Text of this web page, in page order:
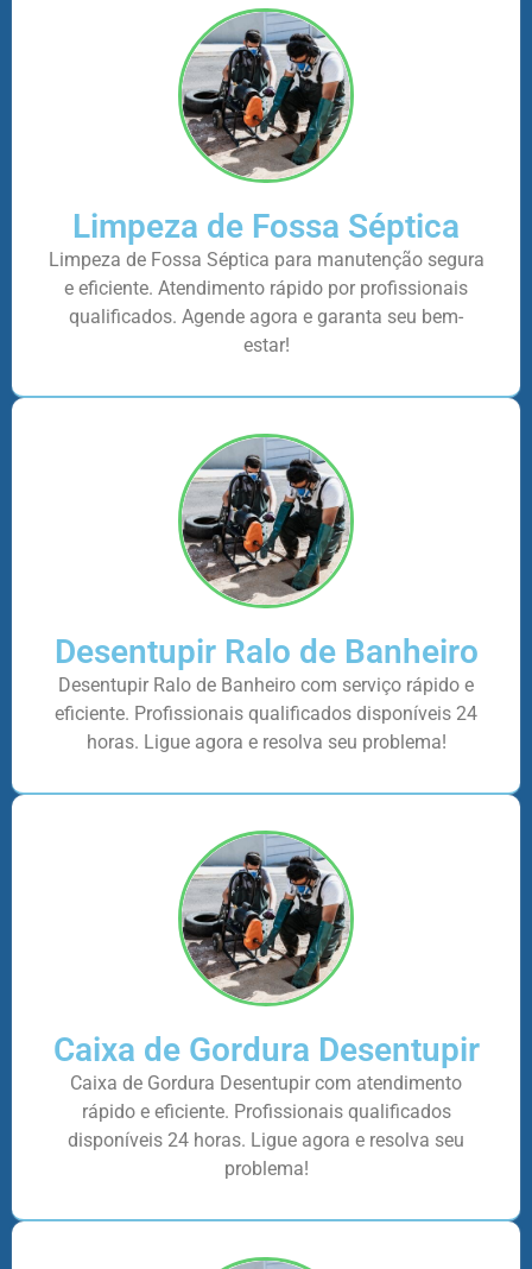
Limpeza de Fossa Séptica
Limpeza de Fossa Séptica para manutenção segura
e eficiente. Atendimento rápido por profissionais
qualificados. Agende agora e garanta seu bem-
estar!
Desentupir Ralo de Banheiro
Desentupir Ralo de Banheiro com serviço rápido e
eficiente. Profissionais qualificados disponíveis 24
horas. Ligue agora e resolva seu problema!
Caixa de Gordura Desentupir
Caixa de Gordura Desentupir com atendimento
rápido e eficiente. Profissionais qualificados
disponíveis 24 horas. Ligue agora e resolva seu
problema!